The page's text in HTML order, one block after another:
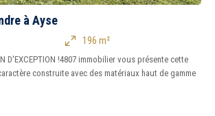
à Ayse
196 m²
D'EXCEPTION !4807 immobilier vous présente cette
construite avec des matériaux haut de gamme